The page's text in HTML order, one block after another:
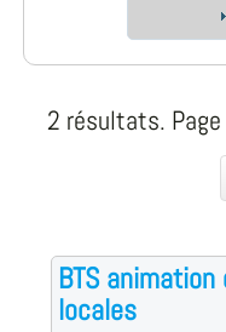
2 résultats.
BTS
locales